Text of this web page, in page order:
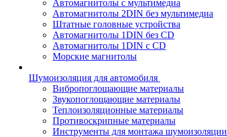
Автомагнитолы с мультимедиа
Автомагнитолы 2DIN без мультимедиа
Штатные головные устройства
Автомагнитолы 1DIN без CD
Автомагнитолы 1DIN с CD
Морские магнитолы
Шумоизоляция для автомобиля
Вибропоглощающие материалы
Звукопоглощающие материалы
Теплоизоляционные материалы
Противоскрипные материалы
Инструменты для монтажа шумоизоляции